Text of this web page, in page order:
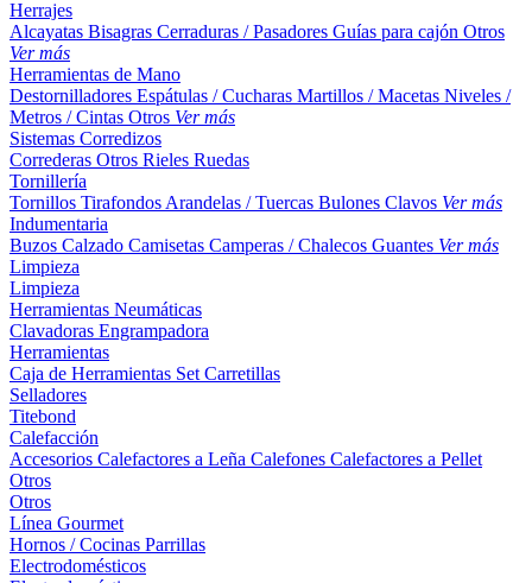
Herrajes
Alcayatas Bisagras Cerraduras / Pasadores Guías para cajón Otros
Ver más
Herramientas de Mano
Destornilladores Espátulas / Cucharas Martillos / Macetas Niveles /
Metros / Cintas Otros Ver más
Sistemas Corredizos
Correderas Otros Rieles Ruedas
Tornillería
Tornillos Tirafondos Arandelas / Tuercas Bulones Clavos Ver más
Indumentaria
Buzos Calzado Camisetas Camperas / Chalecos Guantes Ver más
Limpieza
Limpieza
Herramientas Neumáticas
Clavadoras Engrampadora
Herramientas
Caja de Herramientas Set Carretillas
Selladores
Titebond
Calefacción
Accesorios Calefactores a Leña Calefones Calefactores a Pellet
Otros
Otros
Línea Gourmet
Hornos / Cocinas Parrillas
Electrodomésticos